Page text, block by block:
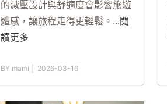
的減壓設計與舒適度會影響旅遊
體感，讓旅程走得更輕鬆。 ...閱
讀更多
BY mami │ 2026-03-16